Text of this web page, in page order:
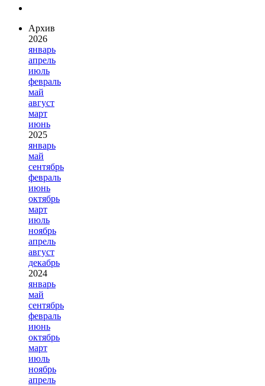
Архив
2026
январь
апрель
июль
февраль
май
август
март
июнь
2025
январь
май
сентябрь
февраль
июнь
октябрь
март
июль
ноябрь
апрель
август
декабрь
2024
январь
май
сентябрь
февраль
июнь
октябрь
март
июль
ноябрь
апрель